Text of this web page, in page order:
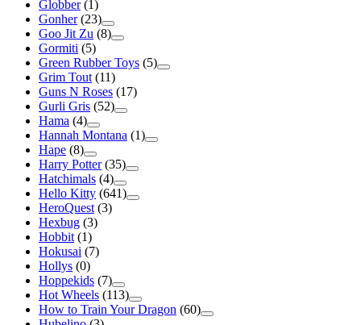
Globber (1)
Gonher (23)
Goo Jit Zu (8)
Gormiti (5)
Green Rubber Toys (5)
Grim Tout (11)
Guns N Roses (17)
Gurli Gris (52)
Hama (4)
Hannah Montana (1)
Hape (8)
Harry Potter (35)
Hatchimals (4)
Hello Kitty (641)
HeroQuest (3)
Hexbug (3)
Hobbit (1)
Hokusai (7)
Hollys (0)
Hoppekids (7)
Hot Wheels (113)
How to Train Your Dragon (60)